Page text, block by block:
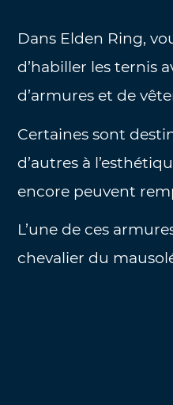
Dans Elden Ring,
d’habiller les ternis
d’armures et de
Certaines sont
d’autres à
encore peuvent
L’une de ces
chevalier du